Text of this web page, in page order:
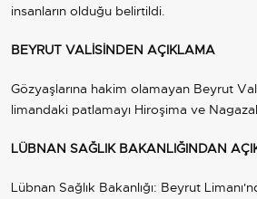
insanların olduğu belirtildi.
BEYRUT VALİSİNDEN AÇIKLAMA
Gözyaşlarına hakim olamayan Beyrut
limandaki patlamayı Hiroşima ve
LÜBNAN SAĞLIK BAKANLIĞINDAN
Lübnan Sağlık Bakanlığı: Beyrut